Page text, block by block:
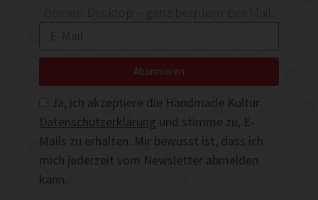
deinen Desktop – ganz bequem per Mail.
Ja, ich akzeptiere die Handmade Kultur
Datenschutzerklärung und stimme zu, E-
Mails zu erhalten. Mir bewusst ist, dass ich
mich jederzeit vom Newsletter abmelden
kann.
Abonnieren